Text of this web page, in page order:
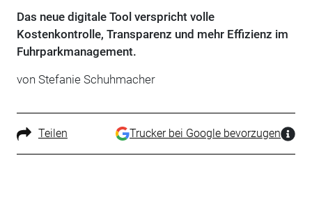
Das neue digitale Tool verspricht volle
Kostenkontrolle, Transparenz und mehr Effizienz im
Fuhrparkmanagement.
von Stefanie Schuhmacher
Teilen Trucker bei Google bevorzugen